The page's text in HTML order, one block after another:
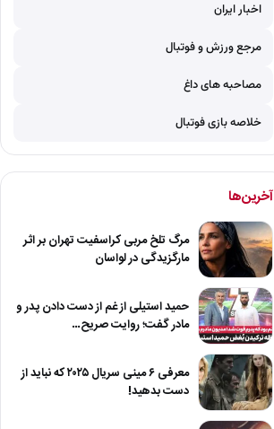
اخبار ایران
مرجع ورزش و فوتبال
مصاحبه های داغ
خلاصه بازی فوتبال
آخرین‌ها
مرگ تلخ مربی کراسفیت تهران بر اثر
مارگزیدگی در لواسان
حمید استیلی از غم از دست دادن پدر و
مادر گفت؛ روایت صریح…
معرفی ۶ مینی سریال ۲۰۲۵ که نباید از
دست بدهید!